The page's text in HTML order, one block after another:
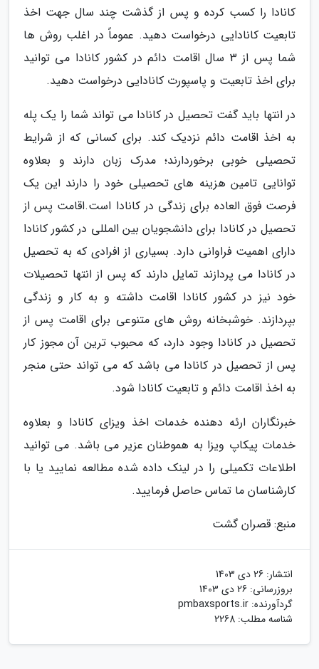
کانادا را کسب کرده و پس از گذشت چند سال جهت اخذ
تابعیت کانادایی درخواست دهید. عموماً در اغلب روش ها
شما پس از 3 سال اقامت دائم در کشور کانادا می توانید
برای اخذ تابعیت و پاسپورت کانادایی درخواست دهید.
در انتها باید گفت تحصیل در کانادا می تواند شما را یک پله
به اخذ اقامت دائم نزدیک کند. برای کسانی که از شرایط
تحصیلی خوبی برخوردارند؛ مدرک زبان دارند و بعلاوه
توانایی تامین هزینه های تحصیلی خود را دارند این یک
فرصت فوق العاده برای زندگی در کانادا است.اقامت پس از
تحصیل در کانادا برای دانشجویان بین المللی در کشور کانادا
دارای اهمیت فراوانی دارد. بسیاری از افرادی که به تحصیل
در کانادا می پردازند تمایل دارند که پس از انتها تحصیلات
خود نیز در کشور کانادا اقامت داشته و به کار و زندگی
بپردازند. خوشبخانه روش های متنوعی برای اقامت پس از
تحصیل در کانادا وجود دارد، که محبوب ترین آن مجوز کار
پس از تحصیل در کانادا می باشد که می تواند حتی منجر
به اخذ اقامت دائم و تابعیت کانادا شود.
خبرنگاران ارئه دهنده خدمات اخذ ویزای کانادا و بعلاوه
خدمات پیکاپ ویزا به هموطنان عزیر می باشد. می توانید
اطلاعات تکمیلی را در لینک داده شده مطالعه نمایید یا با
کارشناسان ما تماس حاصل فرمایید.
منبع: قصران گشت
انتشار: 26 دی 1403
بروزرسانی: 26 دی 1403
گردآورنده: pmbaxsports.ir
شناسه مطلب: 2268